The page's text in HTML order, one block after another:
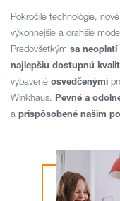
Pokročilé technológie,
výkonnejšie a drahšie
Predovšetkým sa
najlepšiu dostupnú
vybavené osvedčenými
Winkhaus. Pevné a
a prispôsobené našim